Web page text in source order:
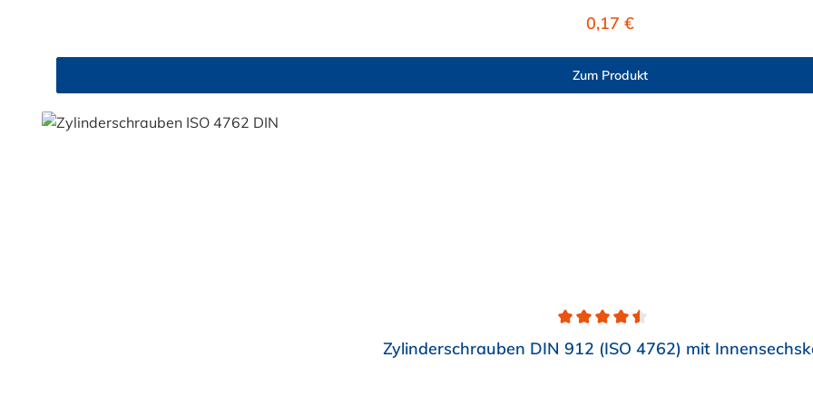
Regulärer Preis:
0,17 €
Zum Produkt
Durchschnittliche Bewertung von 4.5 von 5 SternenZylinderschrauben DIN 912 (ISO 4762) mit